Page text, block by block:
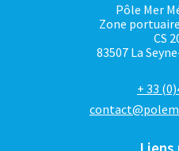
Pôle Mer
Zone
CS
83507 La
+ 33